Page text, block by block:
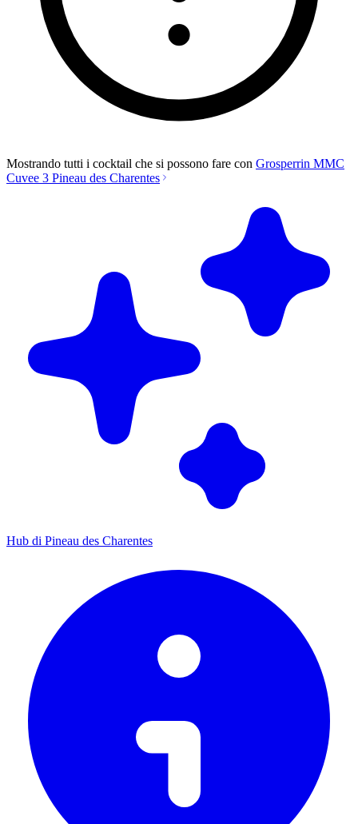
Mostrando tutti i cocktail che si possono fare con Grosperrin MMC
Cuvee 3 Pineau des Charentes
Hub di Pineau des Charentes